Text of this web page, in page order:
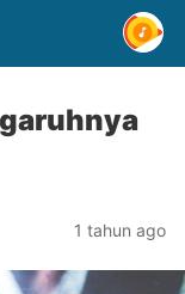
1 tahun ago